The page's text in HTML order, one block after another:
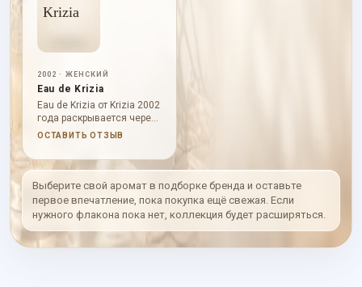
2002 · ЖЕНСКИЙ
Eau de Krizia
Eau de Krizia от Krizia 2002
года раскрывается через .
В начале слышны ; в
держит . Характер
аромата: живой, чистый;
он звучит цельно,
выразительно и без
резкого нажима.
ОСТАВИТЬ ОТЗЫВ
Выберите свой аромат в подборке бренда и оставьте
первое впечатление, пока покупка ещё свежая. Если
нужного флакона пока нет, коллекция будет расширяться.